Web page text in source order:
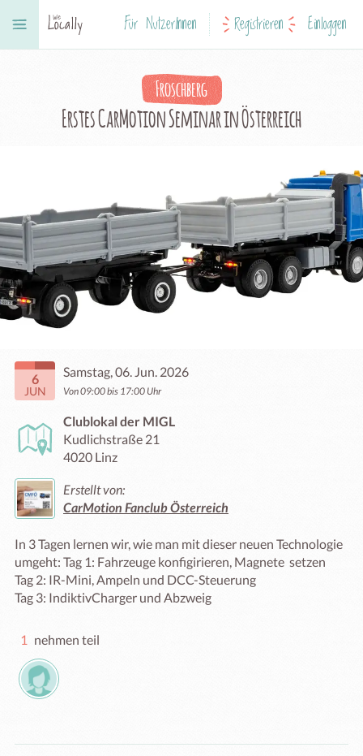
Für NutzerInnen Registrieren Einloggen
Froschberg
Erstes CarMotion Seminar in Österreich
6
JUN
Samstag, 06. Jun. 2026
Von 09:00 bis 17:00 Uhr
Clublokal der MIGL
Kudlichstraße 21
4020 Linz
Erstellt von:
CarMotion Fanclub Österreich
In 3 Tagen lernen wir, wie man mit dieser neuen Technologie
umgeht: Tag 1: Fahrzeuge konfigirieren, Magnete  setzen
Tag 2: IR-Mini, Ampeln und DCC-Steuerung
Tag 3: IndiktivCharger und Abzweig
1 nehmen teil